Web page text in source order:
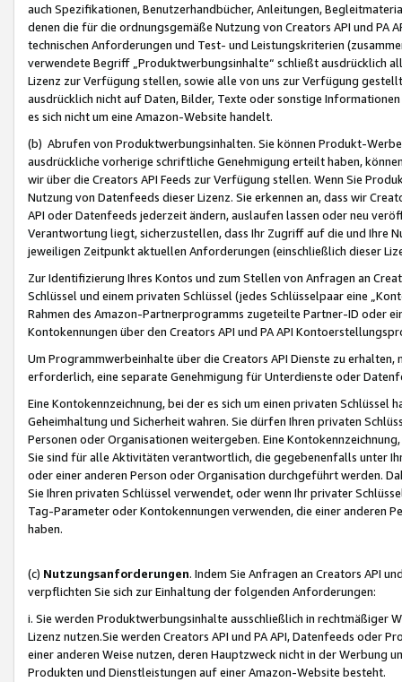
auch Spezifikationen, Benutzerhandbücher, Anleitungen,
denen die für die ordnungsgemäße Nutzung von Creators API und PA
technischen Anforderungen und Test- und Leistungskriterien
verwendete Begriff „Produktwerbungsinhalte“ schließt ausdrücklich
Lizenz zur Verfügung stellen, sowie alle von uns zur Verfügung
ausdrücklich nicht auf Daten, Bilder, Texte oder sonstige
es sich nicht um eine Amazon-Website handelt.
(b) Abrufen von Produktwerbungsinhalten. Sie können Produkt-
ausdrückliche vorherige schriftliche Genehmigung erteilt haben,
wir über die Creators API Feeds zur Verfügung stellen. Wenn Sie
Nutzung von Datenfeeds dieser Lizenz. Sie erkennen an, dass wir
API oder Datenfeeds jederzeit ändern, auslaufen lassen oder neu
Verantwortung liegt, sicherzustellen, dass Ihr Zugriff auf die und Ihre
jeweiligen Zeitpunkt aktuellen Anforderungen (einschließlich dieser
Zur Identifizierung Ihres Kontos und zum Stellen von Anfragen an
Schlüssel und einem privaten Schlüssel (jedes Schlüsselpaar eine
Rahmen des Amazon-Partnerprogramms zugeteilte Partner-ID oder
Kontokennungen über den Creators API und PA API
Um Programmwerbeinhalte über die Creators API Dienste zu
erforderlich, eine separate Genehmigung für Unterdienste oder
Eine Kontokennzeichnung, bei der es sich um einen privaten
Geheimhaltung und Sicherheit wahren. Sie dürfen Ihren privaten
Personen oder Organisationen weitergeben. Eine
Sie sind für alle Aktivitäten verantwortlich, die gegebenenfalls unter
oder einer anderen Person oder Organisation durchgeführt werden.
Sie Ihren privaten Schlüssel verwendet, oder wenn Ihr privater
Tag-Parameter oder Kontokennungen verwenden, die einer anderen
haben.
(c) Nutzungsanforderungen. Indem Sie Anfragen an Creators API
verpflichten Sie sich zur Einhaltung der folgenden Anforderungen:
i. Sie werden Produktwerbungsinhalte ausschließlich in rechtmäßiger
Lizenz nutzen.Sie werden Creators API und PA API, Datenfeeds oder
einer anderen Weise nutzen, deren Hauptzweck nicht in der Werbung
Produkten und Dienstleistungen auf einer Amazon-Website besteht.